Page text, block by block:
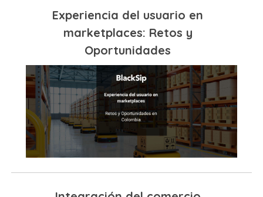
Experiencia del usuario en
marketplaces: Retos y
Oportunidades